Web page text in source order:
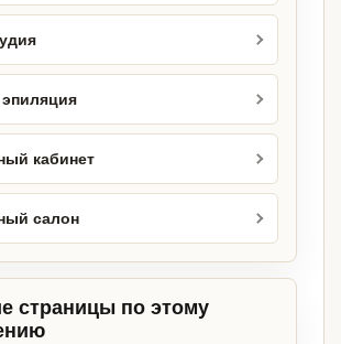
кабинет
салон
страницы по этому